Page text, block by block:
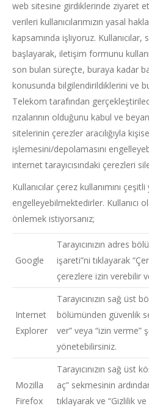
web sitesine girdiklerinde ziyaret
verileri kullanıcılarımızın yasal
kapsamında işliyoruz. Kullanıcılar,
başlayarak, iletişim formunu
son bulan süreçte, buraya kadar
konusunda bilgilendirildiklerini ve
Telekom tarafından
rızalarının olduğunu kabul ve
sitelerinin çerezler aracılığıyla
işlemesini/depolamasını
internet tarayıcısındaki çerezleri
Kullanıcılar çerez kullanımını
engelleyebilmektedirler. Kullanıcı
önlemek istiyorsanız;
Google
Tarayıcınızın adres
işareti”ni tıklayarak
çerezlere izin verebilir
Internet
Explorer
Tarayıcınızın sağ üst
bölümünden güvenlik
ver” veya “izin verme”
yönetebilirsiniz.
Mozilla
Firefox
Tarayıcınızın sağ üst
aç” sekmesinin
tıklayarak ve “Gizlilik